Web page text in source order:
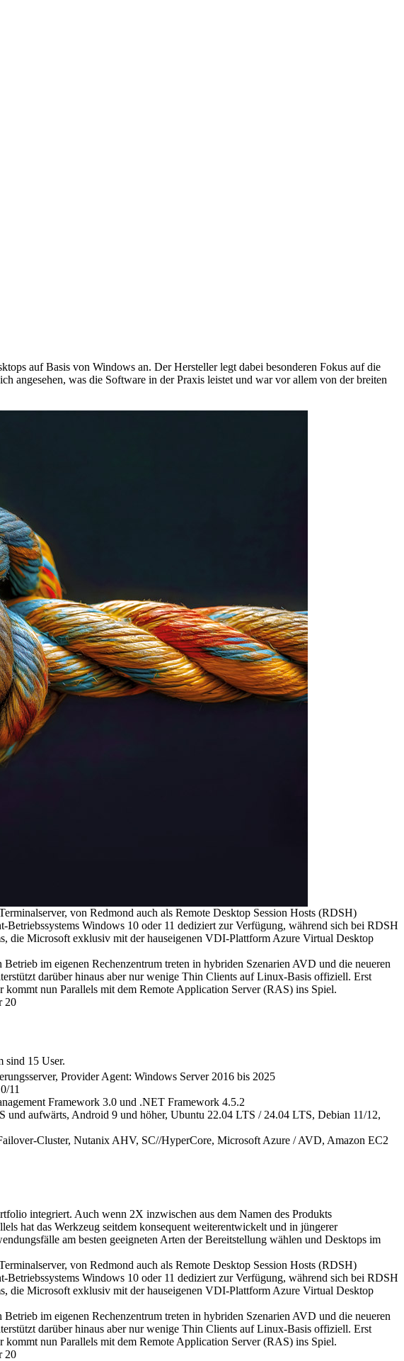
auf Basis von Windows an. Der Hersteller legt dabei besonderen Fokus auf die
angesehen, was die Software in der Praxis leistet und war vor allem von der breiten
von Redmond auch als Remote Desktop Session Hosts (RDSH)
Windows 10 oder 11 dediziert zur Verfügung, während sich bei RDSH
die Microsoft exklusiv mit der hauseigenen VDI-Plattform Azure Virtual Desktop
im eigenen Rechenzentrum treten in hybriden Szenarien AVD und die neueren
darüber hinaus aber nur wenige Thin Clients auf Linux-Basis offiziell. Erst
nun Parallels mit dem Remote Application Server (RAS) ins Spiel.
20
sind 15 User.
Provider Agent: Windows Server 2016 bis 2025
11
Framework 3.0 und .NET Framework 4.5.2
aufwärts, Android 9 und höher, Ubuntu 22.04 LTS / 24.04 LTS, Debian 11/12,
Cluster, Nutanix AHV, SC//HyperCore, Microsoft Azure / AVD, Amazon EC2
integriert. Auch wenn 2X inzwischen aus dem Namen des Produkts
hat das Werkzeug seitdem konsequent weiterentwickelt und in jüngerer
am besten geeigneten Arten der Bereitstellung wählen und Desktops im
von Redmond auch als Remote Desktop Session Hosts (RDSH)
Windows 10 oder 11 dediziert zur Verfügung, während sich bei RDSH
die Microsoft exklusiv mit der hauseigenen VDI-Plattform Azure Virtual Desktop
im eigenen Rechenzentrum treten in hybriden Szenarien AVD und die neueren
darüber hinaus aber nur wenige Thin Clients auf Linux-Basis offiziell. Erst
nun Parallels mit dem Remote Application Server (RAS) ins Spiel.
20